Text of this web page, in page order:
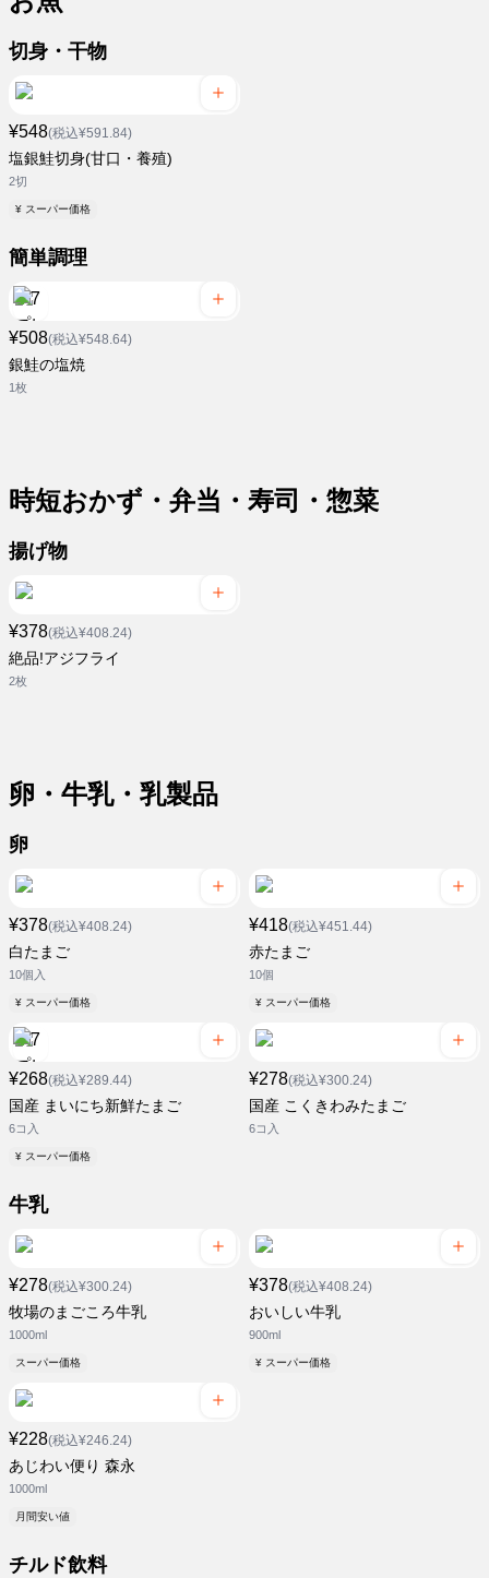
切身・干物
¥548(税込¥591.84)
塩銀鮭切身(甘口・養殖)
2切
¥ スーパー価格
簡単調理
¥508(税込¥548.64)
銀鮭の塩焼
1枚
時短おかず・弁当・寿司・惣菜
揚げ物
¥378(税込¥408.24)
絶品!アジフライ
2枚
卵・牛乳・乳製品
卵
¥378(税込¥408.24)
白たまご
10個入
¥ スーパー価格
¥418(税込¥451.44)
赤たまご
10個
¥ スーパー価格
¥268(税込¥289.44)
国産 まいにち新鮮たまご
6コ入
¥ スーパー価格
¥278(税込¥300.24)
国産 こくきわみたまご
6コ入
牛乳
¥278(税込¥300.24)
牧場のまごころ牛乳
1000ml
スーパー価格
¥378(税込¥408.24)
おいしい牛乳
900ml
¥ スーパー価格
¥228(税込¥246.24)
あじわい便り 森永
1000ml
月間安い値
チルド飲料